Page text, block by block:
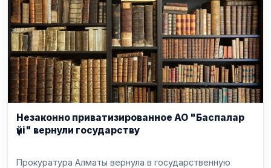
Незаконно приватизированное АО "Баспалар
үйі" вернули государству
Прокуратура Алматы вернула в государственную